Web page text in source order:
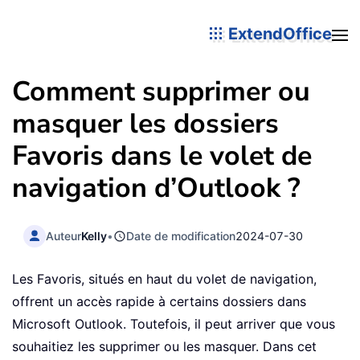
ExtendOffice
Comment supprimer ou
masquer les dossiers
Favoris dans le volet de
navigation d’Outlook ?
AuteurKelly• Date de modification2024-07-30
Les Favoris, situés en haut du volet de navigation,
offrent un accès rapide à certains dossiers dans
Microsoft Outlook. Toutefois, il peut arriver que vous
souhaitiez les supprimer ou les masquer. Dans cet